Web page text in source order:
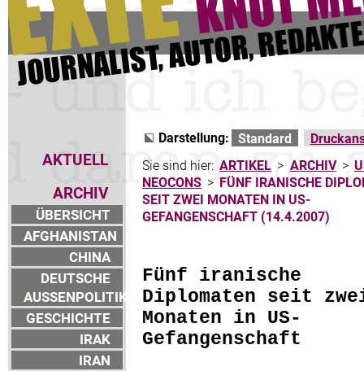
AKTUELL
ARCHIV
ÜBERSICHT
AFGHANISTAN
CHINA
DEUTSCHE
AUSSENPOLITIK
GESCHICHTE
IRAK
IRAN
Darstellung: Standard
Sie sind hier: ARTIKEL > ARCHIV >
NEOCONS > FÜNF IRANISCHE
SEIT ZWEI MONATEN IN US-
GEFANGENSCHAFT (14.4.2007)
Fünf iranische
Diplomaten seit
Monaten in US-
Gefangenschaft